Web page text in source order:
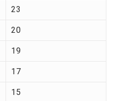
23
20
19
17
15